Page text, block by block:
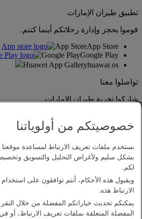
تطبيق طيران الإمارات
قوموا بحجز وإدارة رحلاتكم أينما كنتم.
App StoreApp Store
Google PlayGoogle Play
Huawei App Galleryhuawai os
تواصلوا معنا
شاركوا تجربة طيران الإمارات.
بيان إمكانية الدخول
اتصل بنا
سياسة الخصوصية
الشروط والأحكام
خصوصيتكم من أولوياتنا
نستخدم ملفات تعريف الارتباط لمساعدة
بشكل سليم ولأغراض التحليل والتسويق
لكم.
وبقبول هذه الأحكام، أنتم توافقون على
الارتباط هذه.
يمكنكم تحديث خياراتكم المفضلة من خلال
المفضلة المتعلقة بملفات تعريف الارتباط،